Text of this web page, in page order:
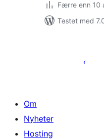
Færre enn 10
Testet med
Om
Nyheter
Hosting